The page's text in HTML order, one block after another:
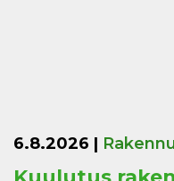
6.8.2026 |